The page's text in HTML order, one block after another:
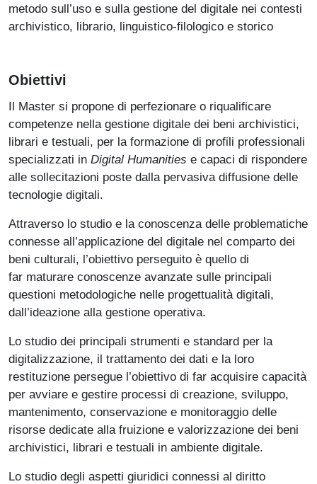
metodo sull’uso e sulla gestione del digitale nei contesti
archivistico, librario, linguistico-filologico e storico
Obiettivi
Il Master si propone di perfezionare o riqualificare
competenze nella gestione digitale dei beni archivistici,
librari e testuali, per la formazione di profili professionali
specializzati in Digital Humanities e capaci di rispondere
alle sollecitazioni poste dalla pervasiva diffusione delle
tecnologie digitali.
Attraverso lo studio e la conoscenza delle problematiche
connesse all’applicazione del digitale nel comparto dei
beni culturali, l’obiettivo perseguito è quello di
far maturare conoscenze avanzate sulle principali
questioni metodologiche nelle progettualità digitali,
dall’ideazione alla gestione operativa.
Lo studio dei principali strumenti e standard per la
digitalizzazione, il trattamento dei dati e la loro
restituzione persegue l’obiettivo di far acquisire capacità
per avviare e gestire processi di creazione, sviluppo,
mantenimento, conservazione e monitoraggio delle
risorse dedicate alla fruizione e valorizzazione dei beni
archivistici, librari e testuali in ambiente digitale.
Lo studio degli aspetti giuridici connessi al diritto